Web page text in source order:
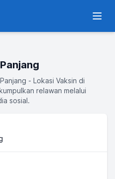
- Lokasi Vaksin di
relawan melalui
sosial.